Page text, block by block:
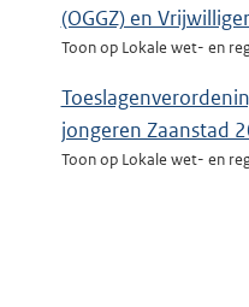
(OGGZ) en
Toon op Lokale wet- en
jongeren Zaanstad
Toon op Lokale wet- en